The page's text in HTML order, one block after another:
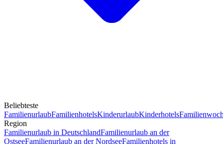
Beliebteste
FamilienurlaubFamilienhotelsKinderurlaubKinderhotels
Region
Familienurlaub in DeutschlandFamilienurlaub an der
OstseeFamilienurlaub an der NordseeFamilienhotels in